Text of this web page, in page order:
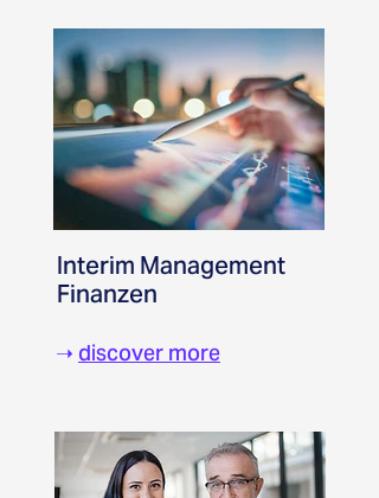
Interim Management
Finanzen
➝ discover more